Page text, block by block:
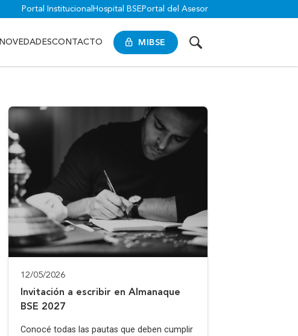
Portal Institucional Hospital BSE Portal del Asesor
MIBSE
NOVEDADESCONTACTO
12/05/2026
Invitación a escribir en Almanaque
BSE 2027
Conocé todas las pautas que deben cumplir